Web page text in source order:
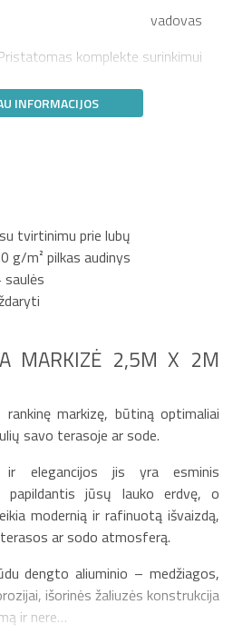
vadovas
komplekte surinkimui
INFORMACIJOS
tvirtinimu prie lubų
g/m² pilkas audinys
saulės
MARKIZĖ 2,5M X 2M
markizę, būtiną optimaliai
savo terasoje ar sode.
elegancijos jis yra esminis
papildantis jūsų lauko erdvę, o
modernią ir rafinuotą išvaizdą,
ar sodo atmosferą.
dengto aliuminio – medžiagos,
išorinės žaliuzės konstrukcija
ir nere…